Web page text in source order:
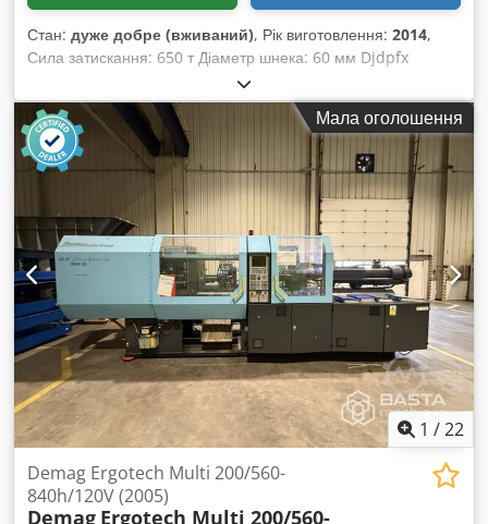
Стан: дуже добре (вживаний), Рік виготовлення: 2014,
Сила затискання: 650 т Діаметр шнека: 60 мм Djdpfx
Aoyzylvscwekr Відстань між колоннами V: 1020 мм Відстань
між колоннами H: 1020 мм Тип: Горизонтальний Привід:
Гідравлічний
Мала оголошення
1 /22
Demag Ergotech Multi 200/560-
840h/120V (2005)
Demag Ergotech Multi 200/560-